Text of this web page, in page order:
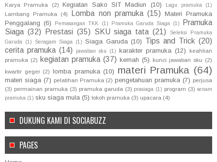
Karya Pramuka (2) Kegiatan Sako SIT Madiun (10) Lagu pramuka (1)
Lambang Pramuka (4) Lomba non pramuka (15) Materi Pramuka
Penggalang (6) Pemasangan TKK (1) Pramuka Garuda Siaga (1)
Pramuka
Siaga (32) Prestasi (35) SKU siaga tata (21)
Seleksi Pramuka
Garuda
(1) Seragam Siaga (1) Siaga Garuda (10) Tips and Trick (20)
cerita pramuka (14) jawaban sku (1) karakter pramuka (12)
keahlian
pramuka (2) kegiatan pramuka (37) kemah (5) kunci jawaban sku (2)
kwartir geger (2) lomba pramuka (10) materi Pramuka (64)
materi siaga (7) pelatihan Pramuka (2) pengetahuan pramuka (7) perjusa
(3) permainan pramuka (3) pramuka garuda (3) prasiaga (1) program (3) senam
pramuka (1) sku siaga mula (5) tokoh pramuka (3) upacara (4)
DUKUNG KAMI DI SOCIABUZZ
PAGES